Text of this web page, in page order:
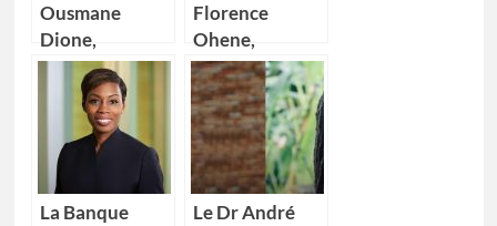
Ousmane
Dione,
nouveau
Directeur pays
de la Banque
mondiale pour
4 pays Africains
Florence
Ohene,
nouvelle
Directrice
générale d’IBM
Ghana
La Banque
Le Dr André